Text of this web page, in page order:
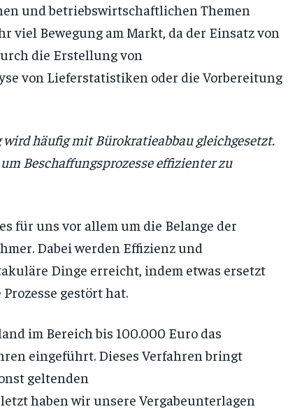
und betriebswirtschaftlichen Themen
viel Bewegung am Markt, da der Einsatz von
die Erstellung von
von Lieferstatistiken oder die Vorbereitung
häufig mit Bürokratieabbau gleichgesetzt.
Beschaffungsprozesse effizienter zu
für uns vor allem um die Belange der
Dabei werden Effizienz und
Dinge erreicht, indem etwas ersetzt
gestört hat.
im Bereich bis 100.000 Euro das
eingeführt. Dieses Verfahren bringt
geltenden
haben wir unsere Vergabeunterlagen